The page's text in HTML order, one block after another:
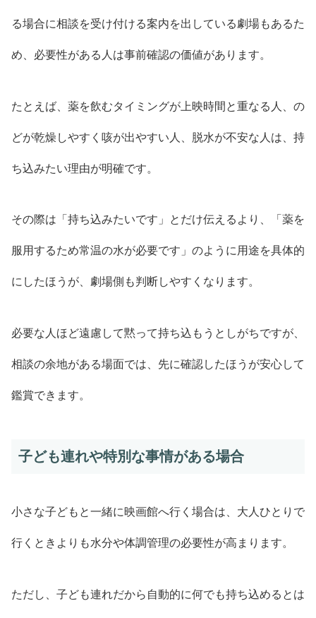
る場合に相談を受け付ける案内を出している劇場もあるた
め、必要性がある人は事前確認の価値があります。
たとえば、薬を飲むタイミングが上映時間と重なる人、の
どが乾燥しやすく咳が出やすい人、脱水が不安な人は、持
ち込みたい理由が明確です。
その際は「持ち込みたいです」とだけ伝えるより、「薬を
服用するため常温の水が必要です」のように用途を具体的
にしたほうが、劇場側も判断しやすくなります。
必要な人ほど遠慮して黙って持ち込もうとしがちですが、
相談の余地がある場面では、先に確認したほうが安心して
鑑賞できます。
子ども連れや特別な事情がある場合
小さな子どもと一緒に映画館へ行く場合は、大人ひとりで
行くときよりも水分や体調管理の必要性が高まります。
ただし、子ども連れだから自動的に何でも持ち込めるとは